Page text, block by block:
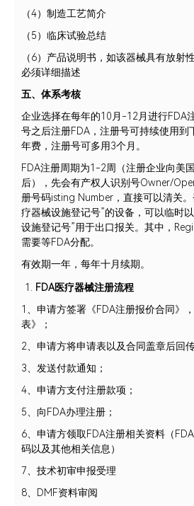
（4）制造工艺简介
（5）临床试验总结
（6）产品说明书，如该器械具有放射
必须详细描述
五、体系考核
企业选择在每年的10月-12月进行FDA
号之后注册FDA，注册号可持续使用到
年费，注册号可多用3个月。
FDA注册周期为1-2周（注册企业向美
后），先会有产权人识别号Owner/
册号码isting Number，直接可以清关
疗器械设施登记号”的设备，可以临时
设施登记号”用于出口报关。其中，
需要等FDA分配。
有效期一年，每年十月续期。
FDA医疗器械注册流程
1、申请方签署《FDA注册报价合同》
表》；
2、申请方将申请表以及合同盖章后回传
3、发送付款通知；
4、申请方支付注册款项；
5、向FDA办理注册；
6、申请方领取FDA注册相关资料（
码以及其他相关信息）
7、技术初审申报受理
8、DMF资料审阅